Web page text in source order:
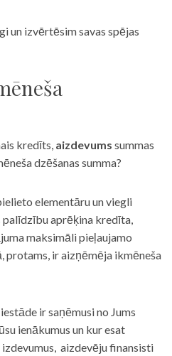
un izvērtēsim savas spējas
kredīts, aizdevums summas
dzēšanas summa?
elementāru un viegli
aprēķina kredīta,
maksimāli pieļaujamo
protams, ir aizņēmēja ikmēneša
ir saņēmusi no Jums
ienākumus un kur esat
aizdevēju finansisti